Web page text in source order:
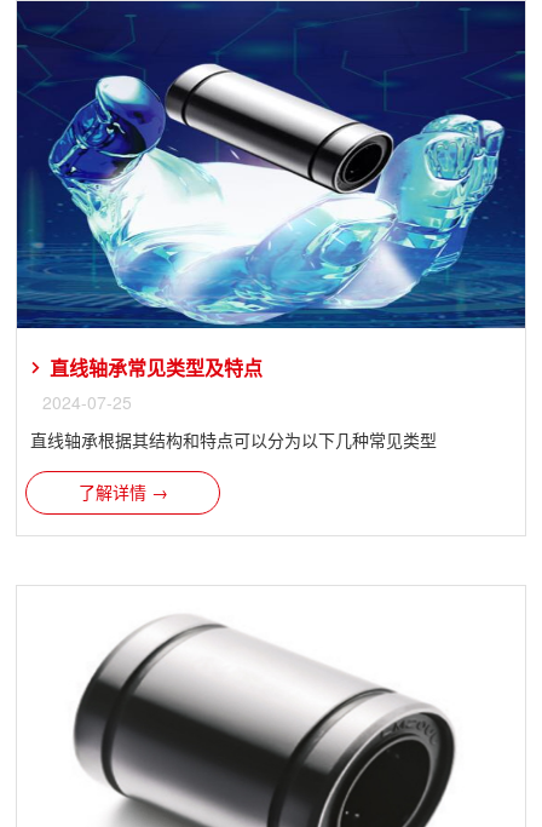
直线轴承常见类型及特点
2024-07-25
直线轴承​根据其结构和特点可以分为以下几种常见类型
了解详情 →